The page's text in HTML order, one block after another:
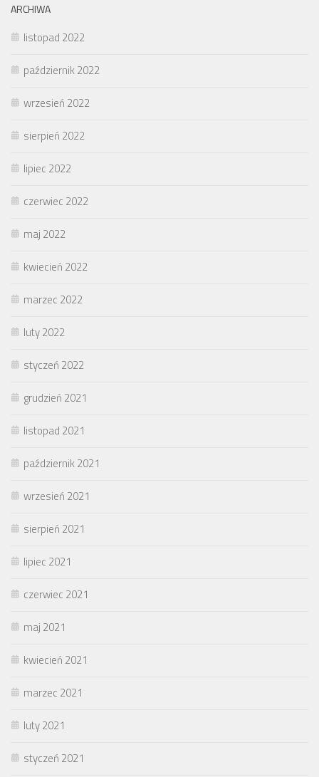
ARCHIWA
listopad 2022
październik 2022
wrzesień 2022
sierpień 2022
lipiec 2022
czerwiec 2022
maj 2022
kwiecień 2022
marzec 2022
luty 2022
styczeń 2022
grudzień 2021
listopad 2021
październik 2021
wrzesień 2021
sierpień 2021
lipiec 2021
czerwiec 2021
maj 2021
kwiecień 2021
marzec 2021
luty 2021
styczeń 2021